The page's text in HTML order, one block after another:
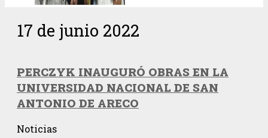
17 de junio 2022
PERCZYK INAUGURÓ OBRAS EN LA
UNIVERSIDAD NACIONAL DE SAN
ANTONIO DE ARECO
Noticias